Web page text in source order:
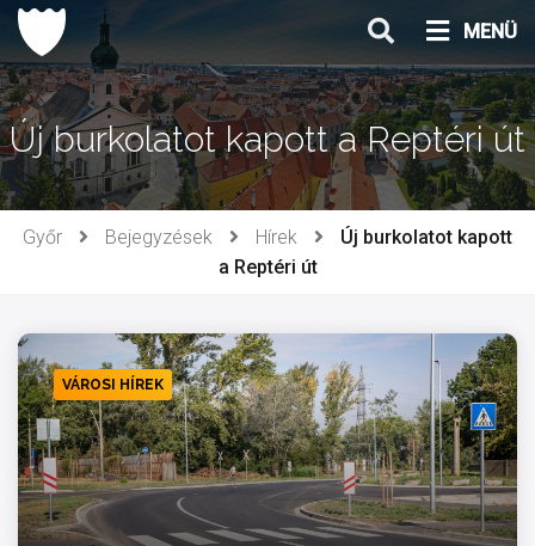
Ugrás
tartalomhoz
MENÜ
Új burkolatot kapott a Reptéri út
Győr Bejegyzések Hírek
Új burkolatot kapott
a Reptéri út
VÁROSI HÍREK